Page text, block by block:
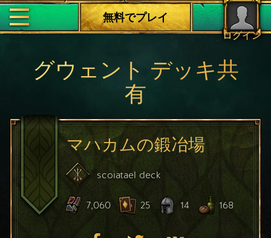
ログイン
無料でプレイ
グウェント デッキ共
有
マハカムの鍛冶場
scoiatael deck
7,060 25 14 168